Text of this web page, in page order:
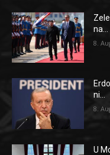
na...
8.
ni...
8.
U